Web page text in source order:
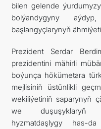
bilen gelende
bolýandygyny
başlangyçlarynyň
Prezident Serdar
prezidentini mähirli
boýunça hökümetara
mejlisiniň üstünlikli
wekiliýetiniň saparynyň
we duşuşyklaryň
hyzmatdaşlygy has-